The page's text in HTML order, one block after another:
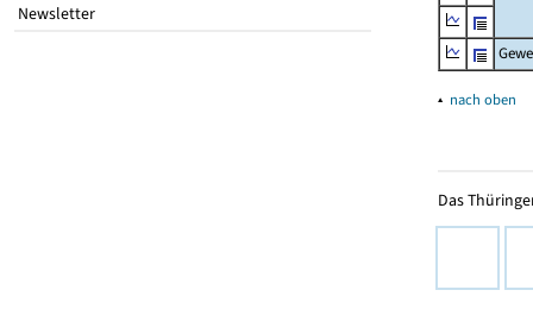
Newsletter
▴ nach oben
Das